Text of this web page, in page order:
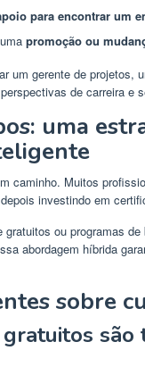
para encontrar um
promoção ou
um gerente de projetos,
de carreira e
uma
caminho. Muitos
investindo em
ou programas
abordagem híbrida
sobre